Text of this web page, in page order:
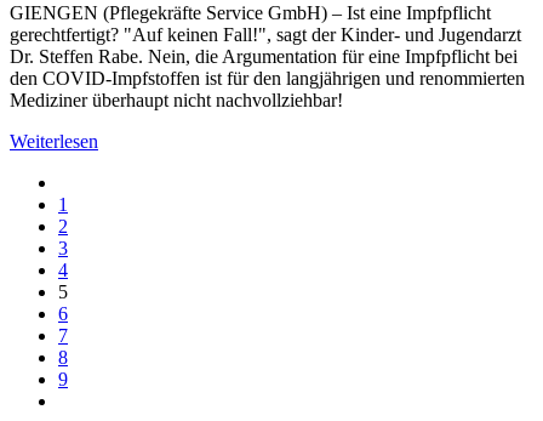
GIENGEN (Pflegekräfte Service GmbH) – Ist eine Impfpflicht
gerechtfertigt? "Auf keinen Fall!", sagt der Kinder- und Jugendarzt
Dr. Steffen Rabe. Nein, die Argumentation für eine Impfpflicht bei
den COVID-Impfstoffen ist für den langjährigen und renommierten
Mediziner überhaupt nicht nachvollziehbar!
Weiterlesen
1
2
3
4
5
6
7
8
9